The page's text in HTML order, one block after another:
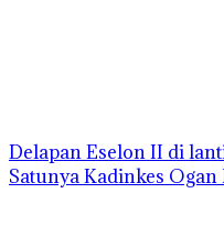
Delapan Eselon II di
Satunya Kadinkes